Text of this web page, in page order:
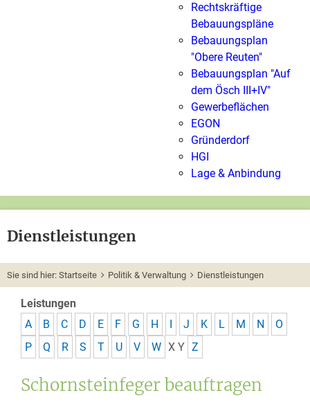
Rechtskräftige
Bebauungspläne
Bebauungsplan
"Obere Reuten"
Bebauungsplan "Auf
dem Ösch III+IV"
Gewerbeflächen
EGON
Gründerdorf
HGI
Lage & Anbindung
Dienstleistungen
Sie sind hier: Startseite Politik & Verwaltung Dienstleistungen
Leistungen
A
B C D E F G H I J K L M N
O
P
Q R S T U V W X Y Z
Schornsteinfeger beauftragen